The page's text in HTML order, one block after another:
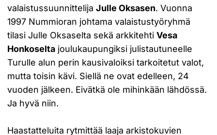
valaistussuunnittelija Julle Oksasen. Vuonna
1997 Nummioran johtama valaistustyöryhmä
tilasi Julle Oksaselta sekä arkkitehti Vesa
Honkoselta joulukaupungiksi julistautuneelle
Turulle alun perin kausivaloiksi tarkoitetut valot,
mutta toisin kävi. Siellä ne ovat edelleen, 24
vuoden jälkeen. Eivätkä ole mihinkään lähdössä.
Ja hyvä niin.
Haastatteluita rytmittää laaja arkistokuvien